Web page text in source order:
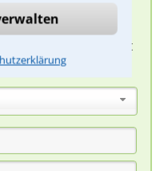
bei
Vorgehen
durch einen Anwalt